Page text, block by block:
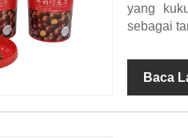
yang
sebagai
Baca